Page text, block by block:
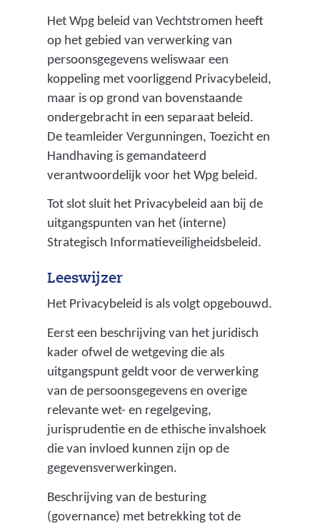
b
e
l
a
s
t
i
n
g
r
l
o
c
o
s
e
n
s
s
e
Het Wpg beleid van Vechtstromen heeft
op het gebied van verwerking van
persoonsgegevens weliswaar een
koppeling met voorliggend Privacybeleid,
maar is op grond van bovenstaande
ondergebracht in een separaat beleid.
De teamleider Vergunningen, Toezicht en
Handhaving is gemandateerd
verantwoordelijk voor het Wpg beleid.
Tot slot sluit het Privacybeleid aan bij de
uitgangspunten van het (interne)
Strategisch Informatieveiligheidsbeleid.
Leeswijzer
Het Privacybeleid is als volgt opgebouwd.
Eerst een beschrijving van het juridisch
kader ofwel de wetgeving die als
uitgangspunt geldt voor de verwerking
van de persoonsgegevens en overige
relevante wet- en regelgeving,
jurisprudentie en de ethische invalshoek
die van invloed kunnen zijn op de
gegevensverwerkingen.
Beschrijving van de besturing
(governance) met betrekking tot de